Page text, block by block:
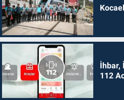
İhbar,
112